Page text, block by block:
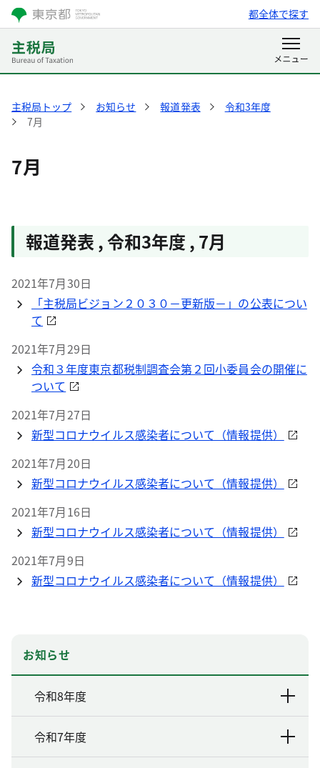
都全体で探す
主税局トップ お知らせ 報道発表
令和3年度
7月
7月
報道発表 , 令和3年度 , 7月
2021年7月30日
「主税局ビジョン２０３０－更新版－」の公表につい
て
2021年7月29日
令和３年度東京都税制調査会第２回小委員会の開催に
ついて
2021年7月27日
新型コロナウイルス感染者について（情報提供）
2021年7月20日
新型コロナウイルス感染者について（情報提供）
2021年7月16日
新型コロナウイルス感染者について（情報提供）
2021年7月9日
新型コロナウイルス感染者について（情報提供）
お知らせ
令和8年度
令和7年度